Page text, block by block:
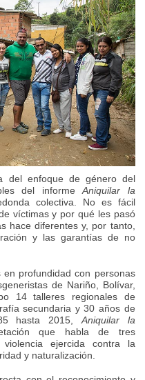
del enfoque de género del
del informeAniquilar la
colectiva. No es fácil
víctimas y por qué les pasó
hace diferentes y, por tanto,
y las garantías de no
profundidad con personas
de Nariño, Bolívar,
14 talleres regionales de
secundaria y 30 años de
hasta 2015, Aniquilar la
que habla de tres
ejercida contra la
y naturalización.